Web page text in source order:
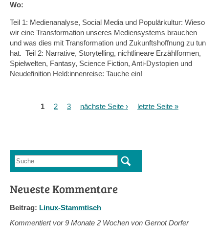
Wo:
Teil 1: Medienanalyse, Social Media und Populärkultur: Wieso
wir eine Transformation unseres Mediensystems brauchen
und was dies mit Transformation und Zukunftshoffnung zu tun
hat. Teil 2: Narrative, Storytelling, nichtlineare Erzählformen,
Spielwelten, Fantasy, Science Fiction, Anti-Dystopien und
Neudefinition Held:innenreise: Tauche ein!
1 2 3 nächste Seite › letzte Seite »
Suchformular
Suche
Neueste Kommentare
Beitrag: Linux-Stammtisch
Kommentiert vor9 Monate 2 Wochen von Gernot Dorfer